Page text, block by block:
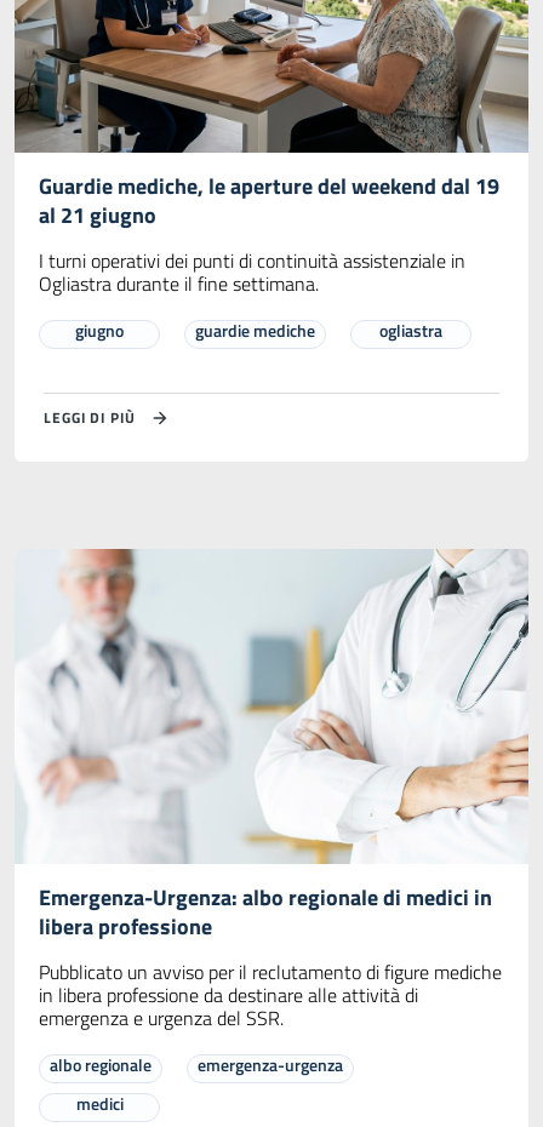
Guardie mediche, le aperture del weekend dal 19
al 21 giugno
I turni operativi dei punti di continuità assistenziale in
Ogliastra durante il fine settimana.
giugno guardie mediche ogliastra
LEGGI DI PIÙ
Emergenza-Urgenza: albo regionale di medici in
libera professione
Pubblicato un avviso per il reclutamento di figure mediche
in libera professione da destinare alle attività di
emergenza e urgenza del SSR.
albo regionale
emergenza-urgenza
medici